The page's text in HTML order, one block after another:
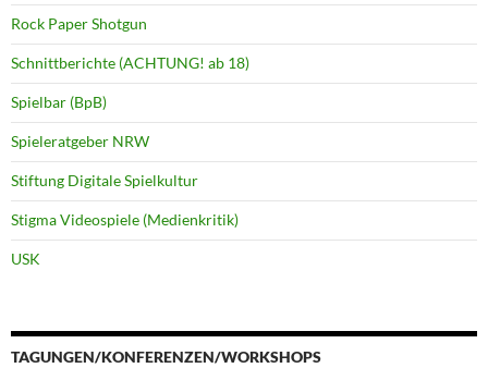
Rock Paper Shotgun
Schnittberichte (ACHTUNG! ab 18)
Spielbar (BpB)
Spieleratgeber NRW
Stiftung Digitale Spielkultur
Stigma Videospiele (Medienkritik)
USK
TAGUNGEN/KONFERENZEN/WORKSHOPS